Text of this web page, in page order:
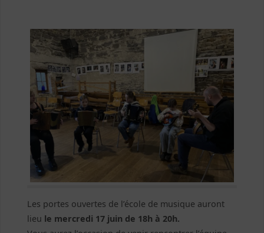
Les portes ouvertes de l’école de musique auront
lieu le mercredi 17 juin de 18h à 20h.